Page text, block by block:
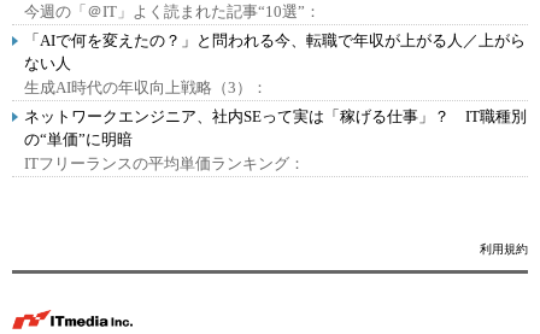
今週の「＠IT」よく読まれた記事“10選”：
「AIで何を変えたの？」と問われる今、転職で年収が上がる人／上がら
ない人
生成AI時代の年収向上戦略（3）：
ネットワークエンジニア、社内SEって実は「稼げる仕事」？ IT職種別
の“単価”に明暗
ITフリーランスの平均単価ランキング：
利用規約